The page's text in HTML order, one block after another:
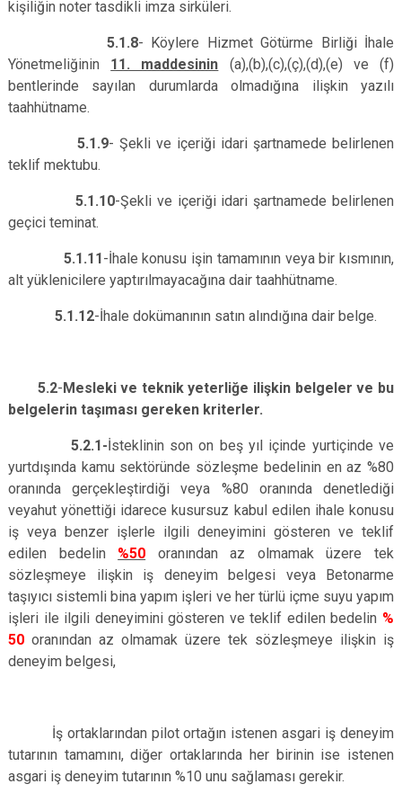
kişiliğin noter tasdikli imza sirküleri.
5.1.8- Köylere Hizmet Götürme Birliği İhale
Yönetmeliğinin 11. maddesinin (a),(b),(c),(ç),(d),(e) ve (f)
bentlerinde sayılan durumlarda olmadığına ilişkin yazılı
taahhütname.
5.1.9- Şekli ve içeriği idari şartnamede belirlenen
teklif mektubu.
5.1.10-Şekli ve içeriği idari şartnamede belirlenen
geçici teminat.
5.1.11-İhale konusu işin tamamının veya bir kısmının,
alt yüklenicilere yaptırılmayacağına dair taahhütname.
5.1.12-İhale dokümanının satın alındığına dair belge.
5.2-Mesleki ve teknik yeterliğe ilişkin belgeler ve bu
belgelerin taşıması gereken kriterler.
5.2.1-İsteklinin son on beş yıl içinde yurtiçinde ve
yurtdışında kamu sektöründe sözleşme bedelinin en az %80
oranında gerçekleştirdiği veya %80 oranında denetlediği
veyahut yönettiği idarece kusursuz kabul edilen ihale konusu
iş veya benzer işlerle ilgili deneyimini gösteren ve teklif
edilen bedelin %50 oranından az olmamak üzere tek
sözleşmeye ilişkin iş deneyim belgesi veya Betonarme
taşıyıcı sistemli bina yapım işleri ve her türlü içme suyu yapım
işleri ile ilgili deneyimini gösteren ve teklif edilen bedelin %
50 oranından az olmamak üzere tek sözleşmeye ilişkin iş
deneyim belgesi,
İş ortaklarından pilot ortağın istenen asgari iş deneyim
tutarının tamamını, diğer ortaklarında her birinin ise istenen
asgari iş deneyim tutarının %10 unu sağlaması gerekir.